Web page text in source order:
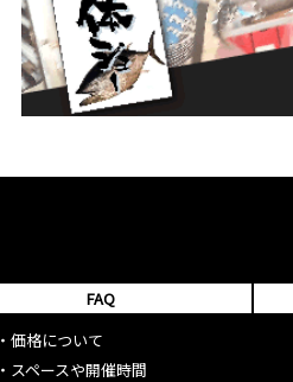
FAQ
・価格について
・ スペースや開催時間